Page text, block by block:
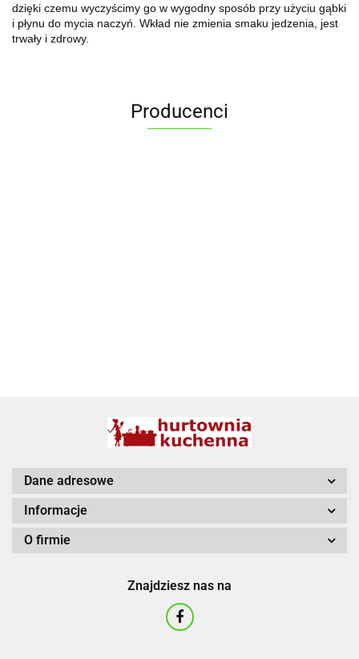
dzięki czemu wyczyścimy go w wygodny sposób przy użyciu gąbki
i płynu do mycia naczyń. Wkład nie zmienia smaku jedzenia, jest
trwały i zdrowy.
Producenci
Dane adresowe
Informacje
O firmie
Znajdziesz nas na